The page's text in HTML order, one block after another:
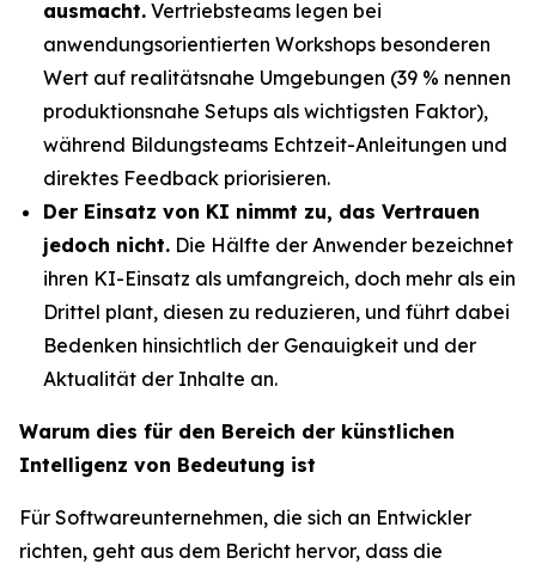
ausmacht. Vertriebsteams legen bei
anwendungsorientierten Workshops besonderen
Wert auf realitätsnahe Umgebungen (39 % nennen
produktionsnahe Setups als wichtigsten Faktor),
während Bildungsteams Echtzeit-Anleitungen und
direktes Feedback priorisieren.
Der Einsatz von KI nimmt zu, das Vertrauen
jedoch nicht. Die Hälfte der Anwender bezeichnet
ihren KI-Einsatz als umfangreich, doch mehr als ein
Drittel plant, diesen zu reduzieren, und führt dabei
Bedenken hinsichtlich der Genauigkeit und der
Aktualität der Inhalte an.
Warum dies für den Bereich der künstlichen
Intelligenz von Bedeutung ist
Für Softwareunternehmen, die sich an Entwickler
richten, geht aus dem Bericht hervor, dass die